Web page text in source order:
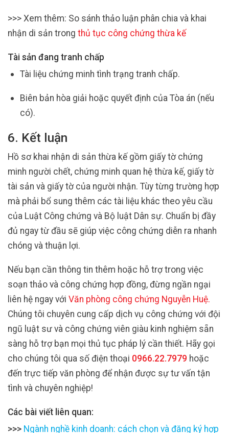
>>> Xem thêm: So sánh thảo luận phân chia và khai
nhận di sản trong thủ tục công chứng thừa kế
Tài sản đang tranh chấp
Tài liệu chứng minh tình trạng tranh chấp.
Biên bản hòa giải hoặc quyết định của Tòa án (nếu
có).
6. Kết luận
Hồ sơ khai nhận di sản thừa kế gồm giấy tờ chứng
minh người chết, chứng minh quan hệ thừa kế, giấy tờ
tài sản và giấy tờ của người nhận. Tùy từng trường hợp
mà phải bổ sung thêm các tài liệu khác theo yêu cầu
của Luật Công chứng và Bộ luật Dân sự. Chuẩn bị đầy
đủ ngay từ đầu sẽ giúp việc công chứng diễn ra nhanh
chóng và thuận lợi.
Nếu bạn cần thông tin thêm hoặc hỗ trợ trong việc
soạn thảo và công chứng hợp đồng, đừng ngần ngại
liên hệ ngay với Văn phòng công chứng Nguyễn Huệ.
Chúng tôi chuyên cung cấp dịch vụ công chứng với đội
ngũ luật sư và công chứng viên giàu kinh nghiệm sẵn
sàng hỗ trợ bạn mọi thủ tục pháp lý cần thiết. Hãy gọi
cho chúng tôi qua số điện thoại 0966.22.7979 hoặc
đến trực tiếp văn phòng để nhận được sự tư vấn tận
tình và chuyên nghiệp!
Các bài viết liên quan:
>>> Ngành nghề kinh doanh: cách chọn và đăng ký hợp